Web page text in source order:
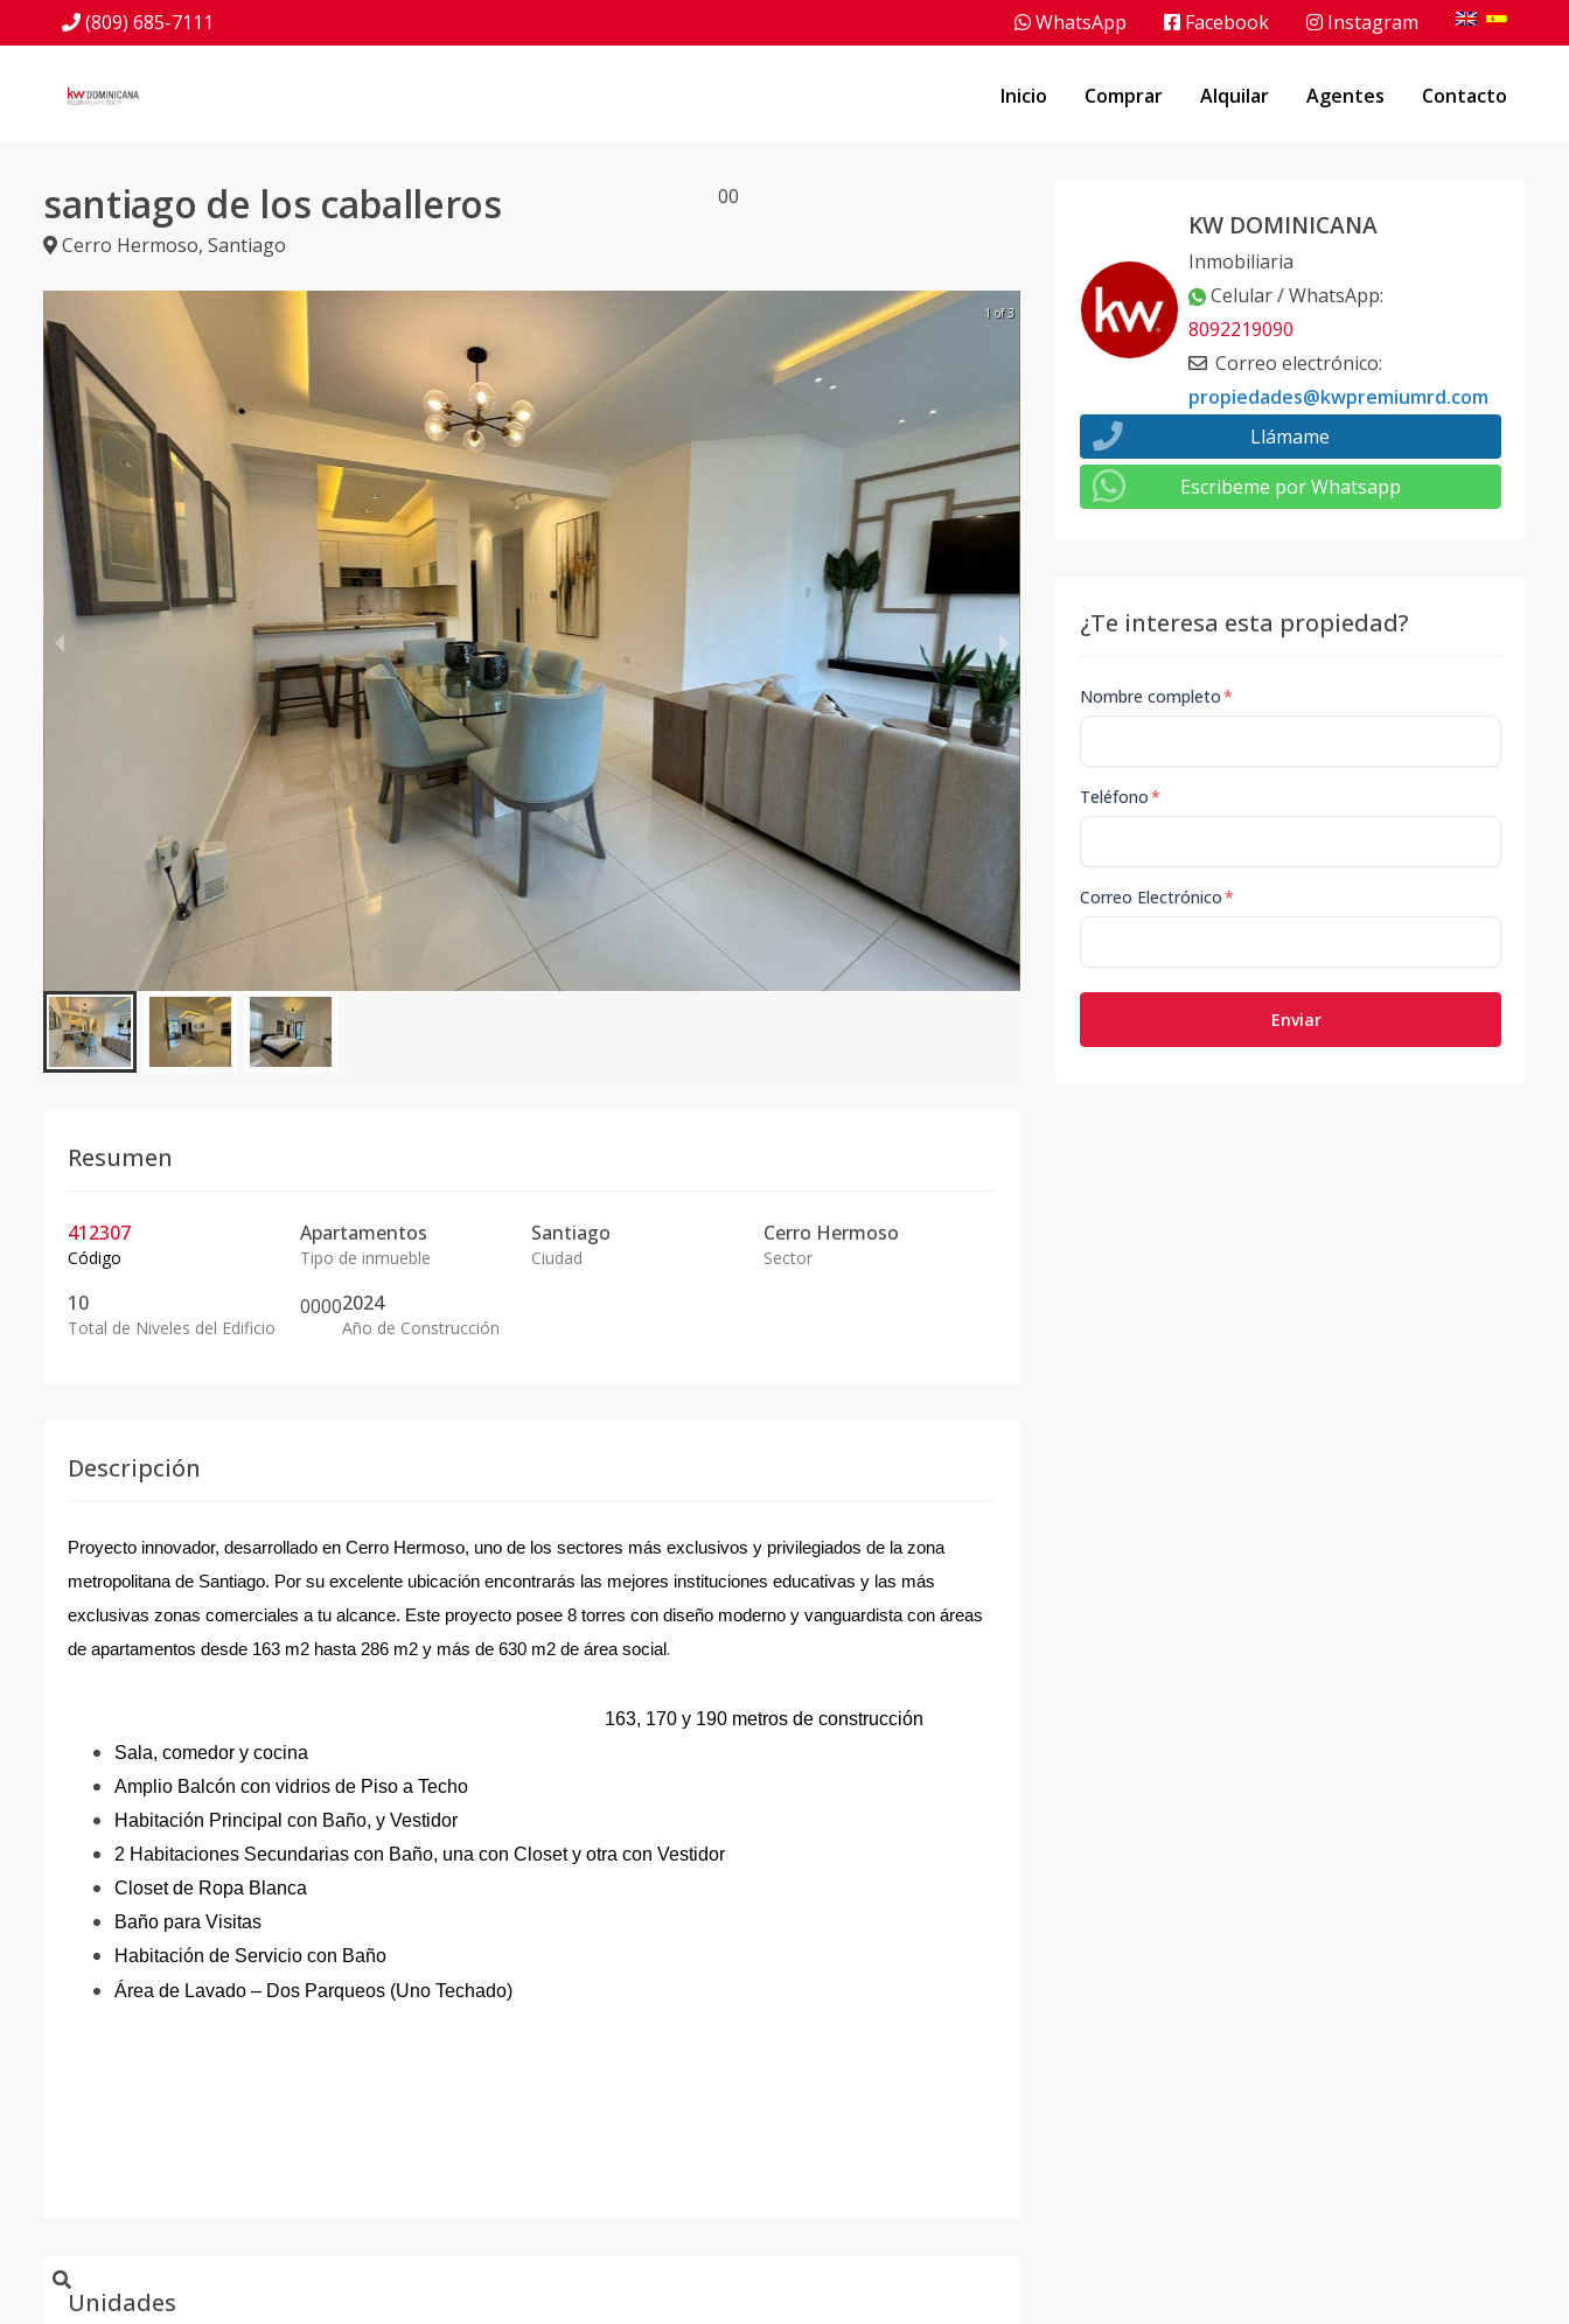
(809) 685-7111 WhatsApp Facebook Instagram
Inicio Comprar Alquilar Agentes Contacto
santiago de los caballeros
Cerro Hermoso, Santiago
00
1 of 3
Resumen
412307
Código
Apartamentos
Tipo de inmueble
Santiago
Ciudad
Cerro Hermoso
Sector
10
Total de Niveles del Edificio
00002024
Año de Construcción
Descripción
Proyecto innovador, desarrollado en Cerro Hermoso, uno de los sectores más exclusivos y privilegiados de la zona
metropolitana de Santiago. Por su excelente ubicación encontrarás las mejores instituciones educativas y las más
exclusivas zonas comerciales a tu alcance. Este proyecto posee 8 torres con diseño moderno y vanguardista con áreas
de apartamentos desde 163 m2 hasta 286 m2 y más de 630 m2 de área social.
163, 170 y 190 metros de construcción
Sala, comedor y cocina
Amplio Balcón con vidrios de Piso a Techo
Habitación Principal con Baño, y Vestidor
2 Habitaciones Secundarias con Baño, una con Closet y otra con Vestidor
Closet de Ropa Blanca
Baño para Visitas
Habitación de Servicio con Baño
Área de Lavado – Dos Parqueos (Uno Techado)
Unidades
KW DOMINICANA
Inmobiliaria
Celular / WhatsApp:
8092219090
Correo electrónico:
propiedades@kwpremiumrd.com
Llámame
Escribeme por Whatsapp
¿Te interesa esta propiedad?
Nombre completo*
Teléfono*
Correo Electrónico*
Enviar